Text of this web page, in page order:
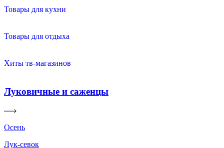
Товары для кухни
Товары для отдыха
Хиты тв-магазинов
Луковичные и саженцы
Осень
Лук-севок